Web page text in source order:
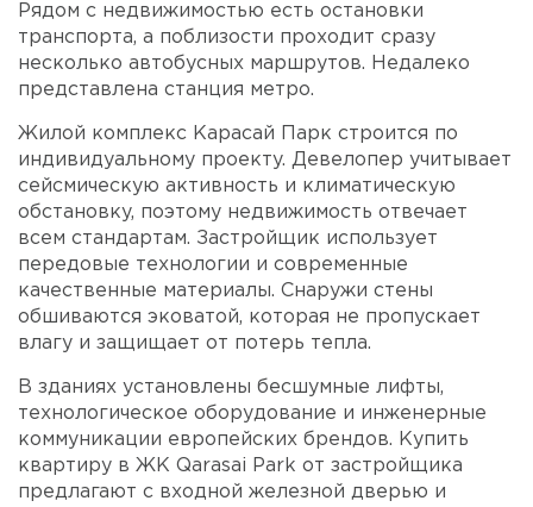
Рядом с недвижимостью есть остановки
транспорта, а поблизости проходит сразу
несколько автобусных маршрутов. Недалеко
представлена станция метро.
Жилой комплекс Карасай Парк строится по
индивидуальному проекту. Девелопер учитывает
сейсмическую активность и климатическую
обстановку, поэтому недвижимость отвечает
всем стандартам. Застройщик использует
передовые технологии и современные
качественные материалы. Снаружи стены
обшиваются эковатой, которая не пропускает
влагу и защищает от потерь тепла.
В зданиях установлены бесшумные лифты,
технологическое оборудование и инженерные
коммуникации европейских брендов. Купить
квартиру в ЖК Qarasai Park от застройщика
предлагают с входной железной дверью и